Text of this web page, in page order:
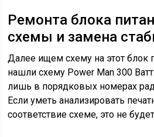
Ремонта блока
схемы и замена
Далее ищем схему на этот блок
нашли схему Power Man 300
лишь в порядковых номерах
Если уметь анализировать
соответствие схеме, это не